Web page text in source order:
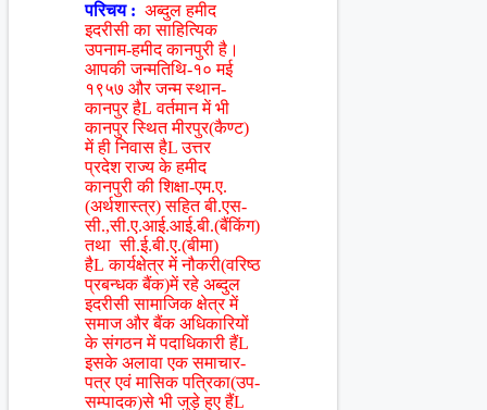
परिचय : अब्दुल हमीद
इदरीसी का साहित्यिक
उपनाम-हमीद कानपुरी है।
आपकी जन्मतिथि-१० मई
१९५७ और जन्म स्थान-
कानपुर हैL वर्तमान में भी
कानपुर स्थित मीरपुर(कैण्ट)
में ही निवास हैL उत्तर
प्रदेश राज्य के हमीद
कानपुरी की शिक्षा-एम.ए.
(अर्थशास्त्र) सहित बी.एस-
सी.,सी.ए.आई.आई.बी.(बैंकिंग)
तथा सी.ई.बी.ए.(बीमा)
हैL कार्यक्षेत्र में नौकरी(वरिष्ठ
प्रबन्धक बैंक)में रहे अब्दुल
इदरीसी सामाजिक क्षेत्र में
समाज और बैंक अधिकारियों
के संगठन में पदाधिकारी हैंL
इसके अलावा एक समाचार-
पत्र एवं मासिक पत्रिका(उप-
सम्पादक)से भी जुड़े हुए हैंL